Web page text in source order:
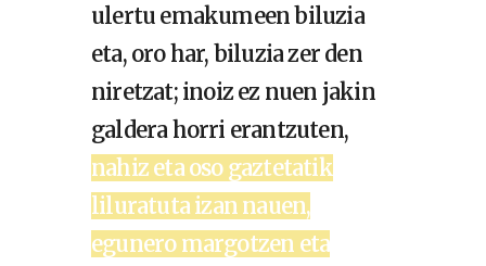
ulertu emakumeen biluzia
eta, oro har, biluzia zer den
niretzat; inoiz ez nuen jakin
galdera horri erantzuten,
nahiz eta oso gaztetatik
liluratuta izan nauen,
egunero margotzen eta